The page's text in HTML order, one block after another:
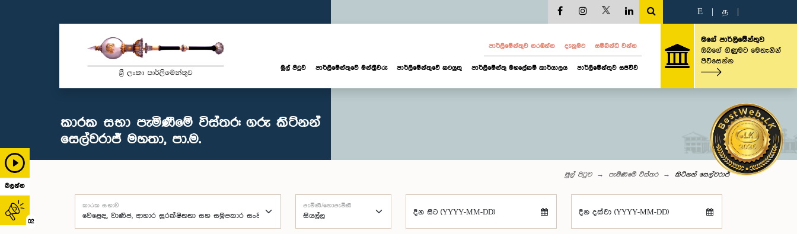
බලන්න
02
E த
පාර්ලි‌මේන්තුව නරඹන්න දැනුමට සම්බන්ධ වන්න
මුල් පිටුව පාර්ලි‌මේන්තුවේ මන්ත්‍රීවරු පාර්ලිමේන්තුවේ කටයුතු පාර්ලිමේන්තු මහලේකම් කාර්යාලය පාර්ලිමේන්තුව සජීවීව
මගේ පාර්ලිමේන්තුව
ඔබගේ ගිණුමට මෙතැනින්
පිවිසෙන්න
කාරක සභා පැමිණීමේ විස්තර: ගරු කිට්නන්
සෙල්වරාජ් මහතා, පා.ම.
මුල් පිටුව පැමිණීමේ විස්තර කිට්නන් සෙල්වරාජ්
කාරක සභාව පැමිණි/නොපැමිණි
දින සිට (YYYY-MM-DD) දින දක්වා (YYYY-MM-DD)